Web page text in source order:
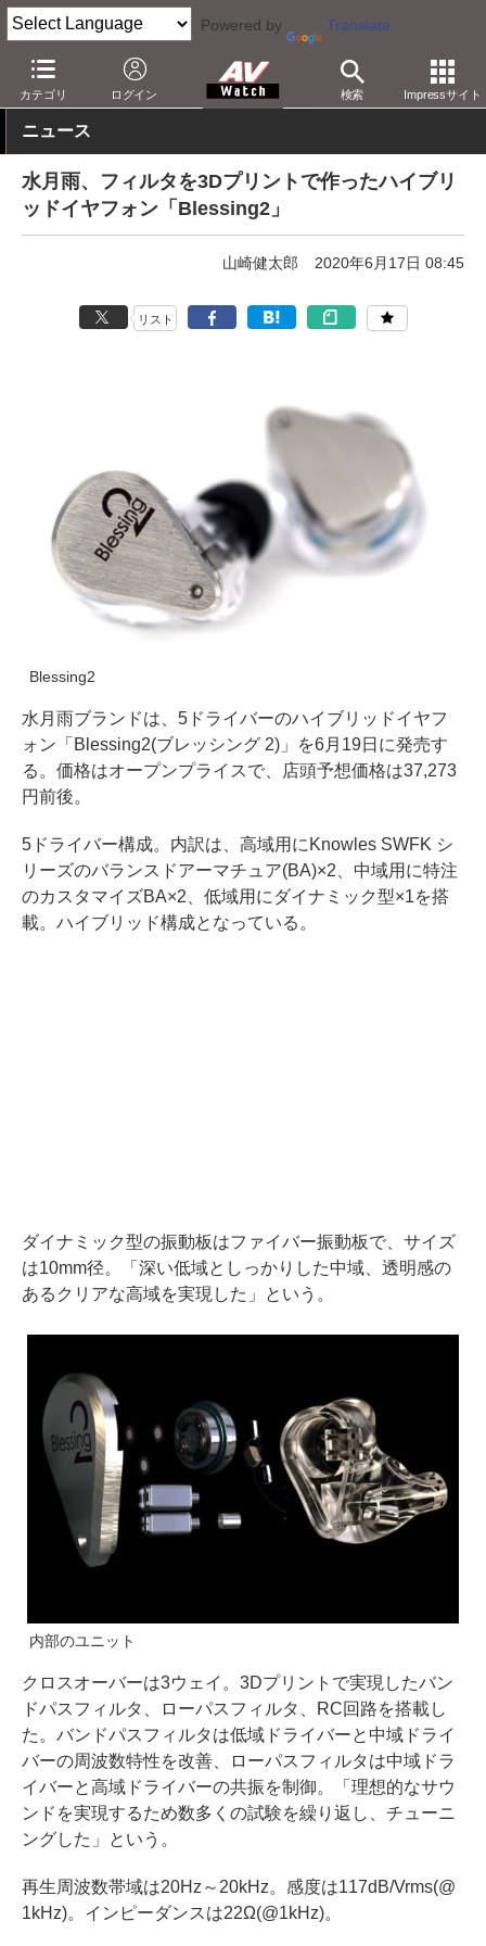
Powered by Translate
カテゴリ ログイン 検索 Impressサイト
AV Watch 製品 ヘッドフォン その他
ニュース
水月雨、フィルタを3Dプリントで作ったハイブリ
ッドイヤフォン「Blessing2」
山崎健太郎 2020年6月17日 08:45
リスト
Blessing2
水月雨ブランドは、5ドライバーのハイブリッドイヤフ
ォン「Blessing2(ブレッシング 2)」を6月19日に発売す
る。価格はオープンプライスで、店頭予想価格は37,273
円前後。
5ドライバー構成。内訳は、高域用にKnowles SWFK シ
リーズのバランスドアーマチュア(BA)×2、中域用に特注
のカスタマイズBA×2、低域用にダイナミック型×1を搭
載。ハイブリッド構成となっている。
ダイナミック型の振動板はファイバー振動板で、サイズ
は10mm径。「深い低域としっかりした中域、透明感の
あるクリアな高域を実現した」という。
内部のユニット
クロスオーバーは3ウェイ。3Dプリントで実現したバン
ドパスフィルタ、ローパスフィルタ、RC回路を搭載し
た。バンドパスフィルタは低域ドライバーと中域ドライ
バーの周波数特性を改善、ローパスフィルタは中域ドラ
イバーと高域ドライバーの共振を制御。「理想的なサウ
ンドを実現するため数多くの試験を繰り返し、チューニ
ングした」という。
再生周波数帯域は20Hz～20kHz。感度は117dB/Vrms(@
1kHz)。インピーダンスは22Ω(@1kHz)。